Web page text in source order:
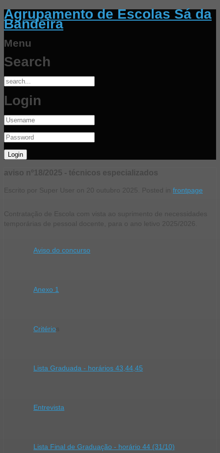
Agrupamento de Escolas Sá da
Bandeira
Menu
Search
Login
aviso nº18/2025 - técnicos especializados
Escrito por Super User on 20 outubro 2025 . Posted in frontpage
Contratação de Escola com vista ao suprimento de necessidades
temporárias de pessoal docente, para o ano letivo 2025/2026.
Aviso do concurso
Anexo 1
Critério
Lista Graduada - horários 43,44,45
Entrevista
Lista Final de Graduação - horário 44 (31/10)